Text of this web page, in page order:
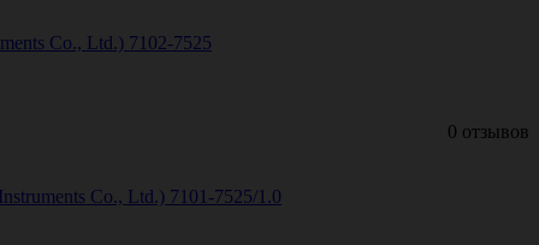
Co., Ltd.) 7102-7525
0 отзывов
Co., Ltd.) 7101-7525/1.0